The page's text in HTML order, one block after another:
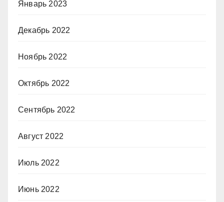
Январь 2023
Декабрь 2022
Ноябрь 2022
Октябрь 2022
Сентябрь 2022
Август 2022
Июль 2022
Июнь 2022